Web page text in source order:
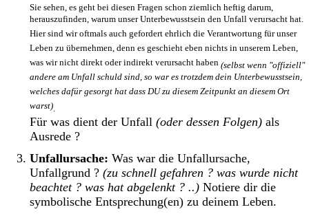
Sie sehen, es geht bei diesen Fragen schon ziemlich heftig darum,
herauszufinden, warum unser Unterbewusstsein den Unfall verursacht hat.
Hier sind wir oftmals auch gefordert ehrlich die Verantwortung für unser
Leben zu übernehmen, denn es geschieht eben nichts in unserem Leben,
was wir nicht direkt oder indirekt verursacht haben (selbst wenn "offiziell"
andere am Unfall schuld sind, so war es trotzdem dein Unterbewusstsein,
welches dafür gesorgt hat dass DU zu diesem Zeitpunkt an diesem Ort
warst).
Für was dient der Unfall (oder dessen Folgen) als
Ausrede ?
Unfallursache: Was war die Unfallursache,
Unfallgrund ? (zu schnell gefahren ? was wurde nicht
beachtet ? was hat abgelenkt ? ..) Notiere dir die
symbolische Entsprechung(en) zu deinem Leben.